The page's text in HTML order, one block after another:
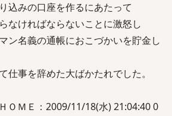
込みの口座を作るにあたって
なければならないことに激怒し
ン名義の通帳におこづかいを貯金し
仕事を辞めた大ばかたれでした。
ＯＭＥ：2009/11/18(水) 21:04:40 0